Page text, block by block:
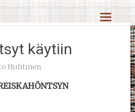
käytiin
Huhtinen